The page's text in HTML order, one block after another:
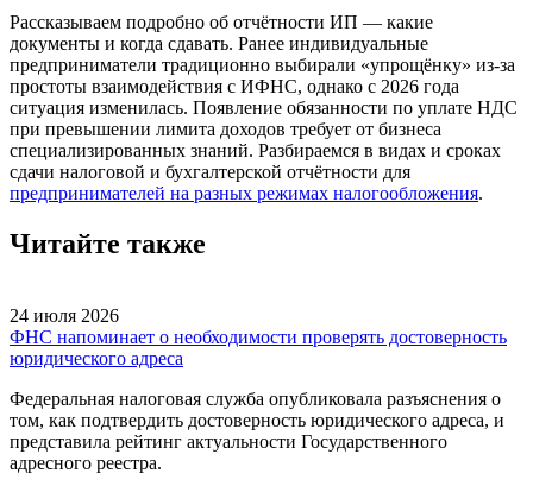
Рассказываем подробно об отчётности ИП — какие
документы и когда сдавать. Ранее индивидуальные
предприниматели традиционно выбирали «упрощёнку» из-за
простоты взаимодействия с ИФНС, однако с 2026 года
ситуация изменилась. Появление обязанности по уплате НДС
при превышении лимита доходов требует от бизнеса
специализированных знаний. Разбираемся в видах и сроках
сдачи налоговой и бухгалтерской отчётности для
предпринимателей на разных режимах налогообложения.
Читайте также
24 июля 2026
ФНС напоминает о необходимости проверять достоверность
юридического адреса
Федеральная налоговая служба опубликовала разъяснения о
том, как подтвердить достоверность юридического адреса, и
представила рейтинг актуальности Государственного
адресного реестра.